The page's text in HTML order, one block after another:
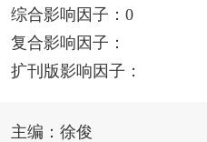
综合影响因子：0
复合影响因子：
扩刊版影响因子：
主编：徐俊